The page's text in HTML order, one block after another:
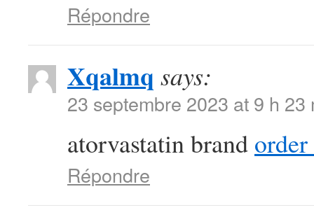
Répondre
Xqalmq says:
23 septembre 2023 at 9 h 23
atorvastatin brand
Répondre